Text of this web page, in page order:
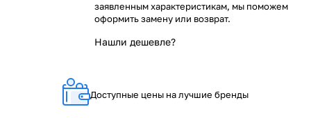
заявленным характеристикам, мы поможем
оформить замену или возврат.
Нашли дешевле?
Доступные цены на лучшие бренды